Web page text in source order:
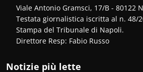
Viale Antonio Gramsci, 17/B - 80122
Testata giornalistica iscritta al n. 48/
Stampa del Tribunale di Napoli.
Direttore Resp: Fabio Russo
Notizie più lette